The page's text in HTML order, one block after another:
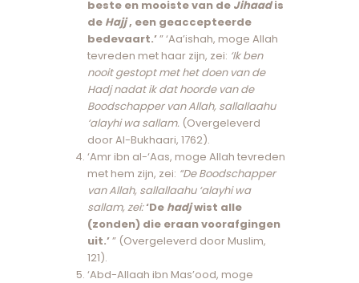
beste en mooiste van de Jihaadis
de Hajj, een geaccepteerde
bedevaart.’” ‘Aa’ishah, moge Allah
tevreden met haar zijn, zei: ‘Ik ben
nooit gestopt met het doen van de
Hadj nadat ik dat hoorde van de
Boodschapper van Allah, sallallaahu
‘alayhi wa sallam. (Overgeleverd
door Al-Bukhaari, 1762).
‘Amr ibn al-‘Aas, moge Allah tevreden
met hem zijn, zei: “De Boodschapper
van Allah, sallallaahu ‘alayhi wa
sallam, zei:‘De hadjwist alle
(zonden) die eraan voorafgingen
uit.’” (Overgeleverd door Muslim,
121).
‘Abd-Allaah ibn Mas’ood, moge